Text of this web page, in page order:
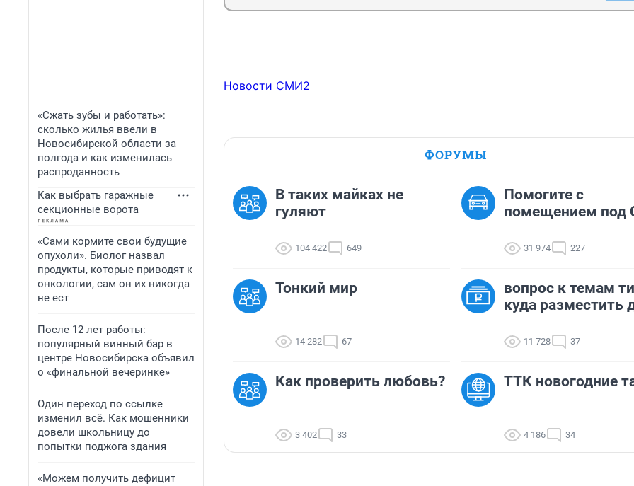
«Сжать зубы и работать»:
сколько жилья ввели в
Новосибирской области за
полгода и как изменилась
распроданность
Как выбрать гаражные
секционные ворота
«Сами кормите свои будущие
опухоли». Биолог назвал
продукты, которые приводят к
онкологии, сам он их никогда
не ест
После 12 лет работы:
популярный винный бар в
центре Новосибирска объявил
о «финальной вечеринке»
Один переход по ссылке
изменил всё. Как мошенники
довели школьницу до
попытки поджога здания
«Можем получить дефицит
Новости СМИ2
ФОРУМЫ
В таких майках не
гуляют
104 422 649
Помогите с
помещением под
31 974 227
Тонкий мир
14 282 67
вопрос к темам
куда разместить
11 728 37
Как проверить любовь?
3 402 33
ТТК новогодние
4 186 34